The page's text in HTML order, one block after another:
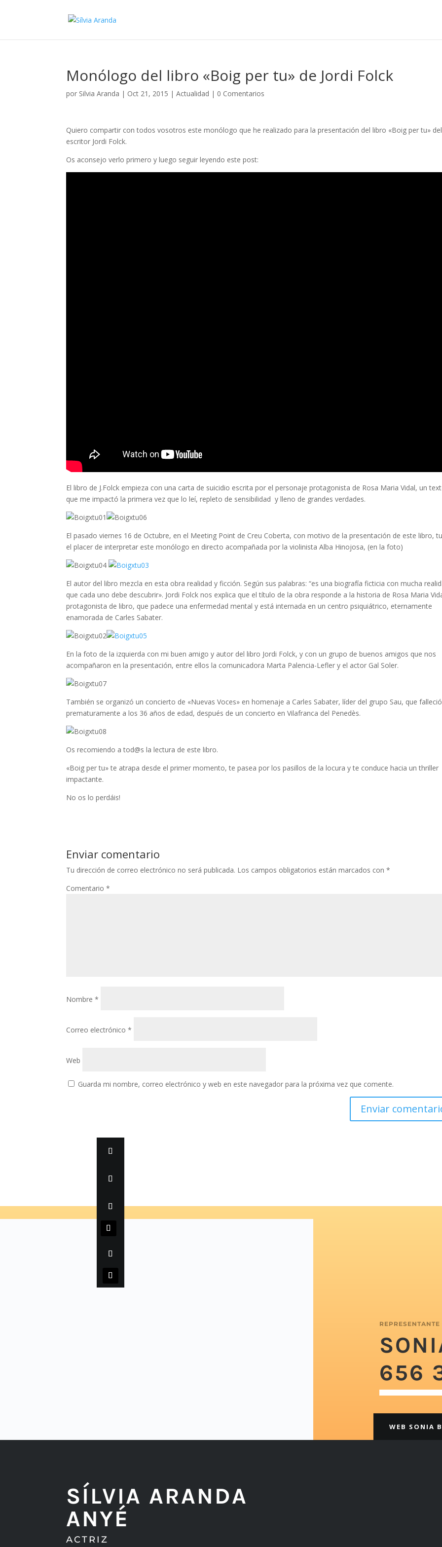
Monólogo del libro «Boig per tu» de Jordi Folck
por Silvia Aranda | Oct 21, 2015 |Actualidad | 0 Comentarios
Quiero compartir con todos vosotros este monólogo que he realizado para la presentación del libro «Boig per tu» del
escritor Jordi Folck.
Os aconsejo verlo primero y luego seguir leyendo este post:
El libro de J.Folck empieza con una carta de suicidio escrita por el personaje protagonista de Rosa Maria Vidal, un
que me impactó la primera vez que lo leí, repleto de sensibilidad y lleno de grandes verdades.
El pasado viernes 16 de Octubre, en el Meeting Point de Creu Coberta, con motivo de la presentación de este libro,
el placer de interpretar este monólogo en directo acompañada por la violinista Alba Hinojosa, (en la foto)
El autor del libro mezcla en esta obra realidad y ficción. Según sus palabras: “es una biografía ficticia con mucha
que cada uno debe descubrir». Jordi Folck nos explica que el título de la obra responde a la historia de Rosa Maria
protagonista de libro, que padece una enfermedad mental y está internada en un centro psiquiátrico, eternamente
enamorada de Carles Sabater.
En la foto de la izquierda con mi buen amigo y autor del libro Jordi Folck, y con un grupo de buenos amigos que nos
acompañaron en la presentación, entre ellos la comunicadora Marta Palencia-Lefler y el actor Gal Soler.
También se organizó un concierto de «Nuevas Voces» en homenaje a Carles Sabater, líder del grupo Sau, que falleció
prematuramente a los 36 años de edad, después de un concierto en Vilafranca del Penedès.
Os recomiendo a tod@s la lectura de este libro.
«Boig per tu» te atrapa desde el primer momento, te pasea por los pasillos de la locura y te conduce hacia un thriller
impactante.
No os lo perdáis!
Enviar comentario
Tu dirección de correo electrónico no será publicada. Los campos obligatorios están marcados con*
Comentario*
Nombre*
Correo electrónico*
Web
Guarda mi nombre, correo electrónico y web en este navegador para la próxima vez que comente.
REPRESENTANTE
656
WEB SONIA
SÍLVIA ARANDA
ANYÉ
ACTRIZ